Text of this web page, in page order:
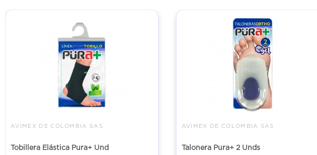
AVIMEX DE COLOMBIA SAS
Tobillera Elástica Pura+ Und
AVIMEX DE COLOMBIA SAS
Talonera Pura+ 2 Unds